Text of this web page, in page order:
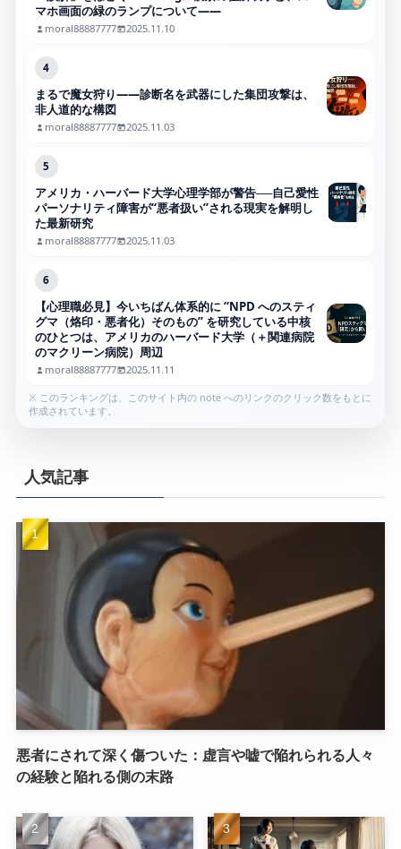
マホ画面の緑のランプについて――
moral88887777 2025.11.10
4
まるで魔女狩り——診断名を武器にした集団攻撃は、
非人道的な構図
moral88887777 2025.11.03
5
アメリカ・ハーバード大学心理学部が警告──自己愛性
パーソナリティ障害が“悪者扱い”される現実を解明し
た最新研究
moral88887777 2025.11.03
6
【心理職必見】今いちばん体系的に “NPD へのスティ
グマ（烙印・悪者化）そのもの” を研究している中核
のひとつは、アメリカのハーバード大学（＋関連病院
のマクリーン病院）周辺
moral88887777 2025.11.11
※ このランキングは、このサイト内の note へのリンクのクリック数をもとに
作成されています。
人気記事
悪者にされて深く傷ついた：虚言や嘘で陥れられる人々
の経験と陥れる側の末路